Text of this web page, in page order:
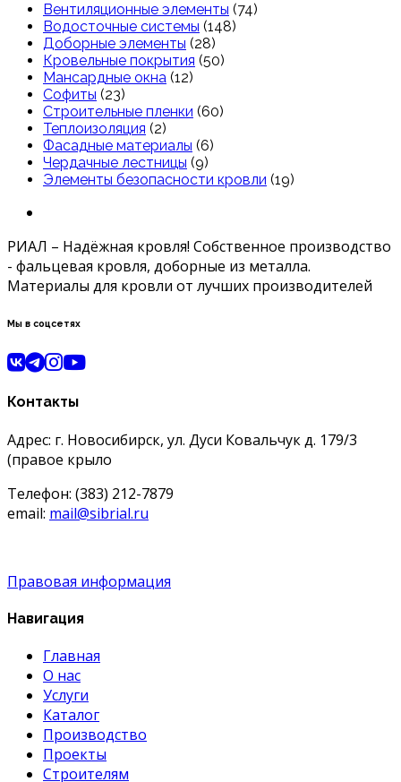
Вентиляционные элементы (74)
Водосточные системы (148)
Доборные элементы (28)
Кровельные покрытия (50)
Мансардные окна (12)
Софиты (23)
Строительные пленки (60)
Теплоизоляция (2)
Фасадные материалы (6)
Чердачные лестницы (9)
Элементы безопасности кровли (19)
РИАЛ – Надёжная кровля! Собственное производство
- фальцевая кровля, доборные из металла.
Материалы для кровли от лучших производителей
Мы в соцсетях
Контакты
Адрес: г. Новосибирск, ул. Дуси Ковальчук д. 179/3
(правое крыло
Телефон: (383) 212-7879
email: mail@sibrial.ru
Правовая информация
Навигация
Главная
О нас
Услуги
Каталог
Производство
Проекты
Строителям